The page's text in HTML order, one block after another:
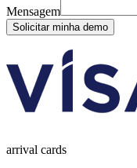
Mensagem
Solicitar minha demo
arrival cards